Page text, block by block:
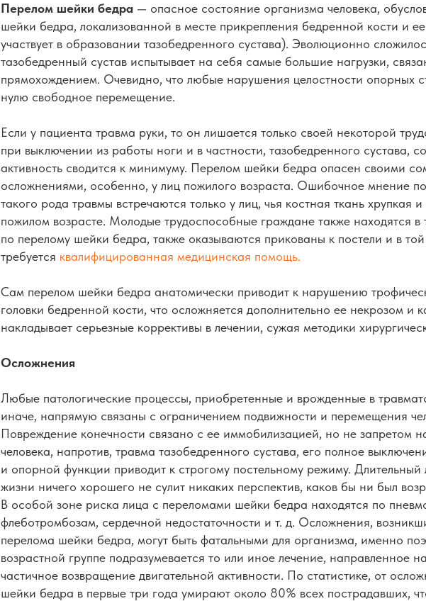
Перелом шейки бедра — опасное состояние организма человека,
шейки бедра, локализованной в месте прикрепления бедренной кости и
участвует в образовании тазобедренного сустава). Эволюционно
тазобедренный сустав испытывает на себя самые большие нагрузки,
прямохождением. Очевидно, что любые нарушения целостности опорных
нулю свободное перемещение.
Если у пациента травма руки, то он лишается только своей некоторой
при выключении из работы ноги и в частности, тазобедренного сустава,
активность сводится к минимуму. Перелом шейки бедра опасен своими
осложнениями, особенно, у лиц пожилого возраста. Ошибочное мнение по
такого рода травмы встречаются только у лиц, чья костная ткань хрупкая
пожилом возрасте. Молодые трудоспособные граждане также находятся в
по перелому шейки бедра, также оказываются прикованы к постели и в
требуется квалифицированная медицинская помощь.
Сам перелом шейки бедра анатомически приводит к нарушению
головки бедренной кости, что осложняется дополнительно ее некрозом и
накладывает серьезные коррективы в лечении, сужая методики
Осложнения
Любые патологические процессы, приобретенные и врожденные в
иначе, напрямую связаны с ограничением подвижности и перемещения
Повреждение конечности связано с ее иммобилизацией, но не запретом
человека, напротив, травма тазобедренного сустава, его полное
и опорной функции приводит к строгому постельному режиму.
жизни ничего хорошего не сулит никаких перспектив, каков бы ни был
В особой зоне риска лица с переломами шейки бедра находятся по
флеботромбозам, сердечной недостаточности и т. д. Осложнения,
перелома шейки бедра, могут быть фатальными для организма, именно
возрастной группе подразумевается то или иное лечение, направленное
частичное возвращение двигательной активности. По статистике, от
шейки бедра в первые три года умирают около 80% всех пострадавших,